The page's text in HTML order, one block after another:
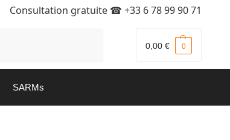
Consultation gratuite ☎ +33 6 78 99 90 71
0,00 € 0
SARMs